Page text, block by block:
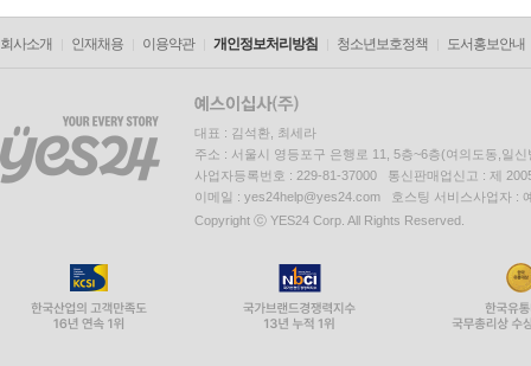
회사소개 인재채용 이용약관 개인정보처리방침 청소년보호정책 도서홍보안내
대표 : 김석환, 최세라
주소 : 서울시 영등포구 은행로 11, 5층~6층(여의도동,일신
사업자등록번호 : 229-81-37000 통신판매업신고 : 제
이메일 : yes24help@yes24.com 호스팅 서비스사업자 :
Copyright ⓒ YES24 Corp. All Rights Reserved.